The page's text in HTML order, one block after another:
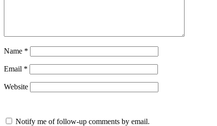
Name *
Email *
Website
Notify me of follow-up comments by email.